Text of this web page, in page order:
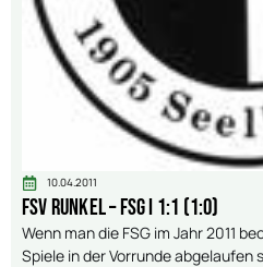
10.04.2011
FSV Runkel – FSG I 1:1 (1:0)
Wenn man die FSG im Jahr 2011
Spiele in der Vorrunde